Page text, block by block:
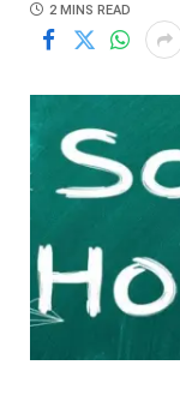
2 MINS READ